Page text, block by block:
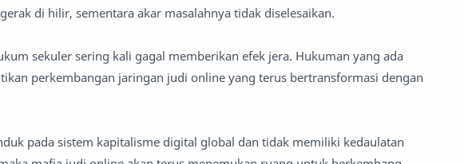
di hilir, sementara akar masalahnya tidak diselesaikan.
sekuler sering kali gagal memberikan efek jera. Hukuman yang ada
perkembangan jaringan judi online yang terus bertransformasi dengan
pada sistem kapitalisme digital global dan tidak memiliki kedaulatan